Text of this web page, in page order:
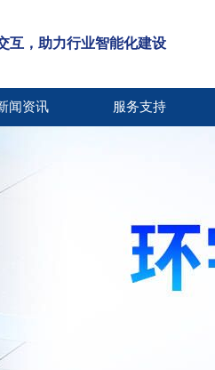
互，助力行业智能化建设
闻资讯 服务支持